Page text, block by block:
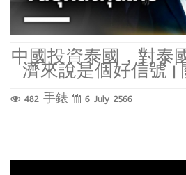
中國投資泰國，對泰
濟來說是個好信號 |
482 手錶 6 July 2566